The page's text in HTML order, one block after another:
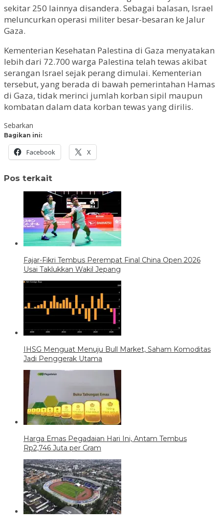
sekitar 250 lainnya disandera. Sebagai balasan, Israel
meluncurkan operasi militer besar-besaran ke Jalur
Gaza.
Kementerian Kesehatan Palestina di Gaza menyatakan
lebih dari 72.700 warga Palestina telah tewas akibat
serangan Israel sejak perang dimulai. Kementerian
tersebut, yang berada di bawah pemerintahan Hamas
di Gaza, tidak merinci jumlah korban sipil maupun
kombatan dalam data korban tewas yang dirilis.
Sebarkan
Bagikan ini:
Facebook X
Pos terkait
Fajar-Fikri Tembus Perempat Final China Open 2026
Usai Taklukkan Wakil Jepang
IHSG Menguat Menuju Bull Market, Saham Komoditas
Jadi Penggerak Utama
Harga Emas Pegadaian Hari Ini, Antam Tembus
Rp2,746 Juta per Gram